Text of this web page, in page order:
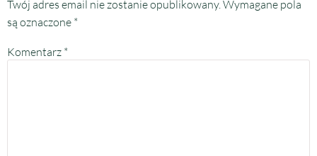
Twój adres email nie zostanie opublikowany.Wymagane pola
są oznaczone *
Komentarz *